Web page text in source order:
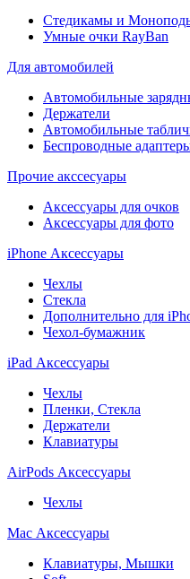
Стедикамы и
Умные очки RayBan
Для автомобилей
Автомобильные
Держатели
Автомобильные
Беспроводные
Прочие акссесуары
Аксессуары для очков
Аксессуары для фото
iPhone Аксессуары
Чехлы
Стекла
Дополнительно для
Чехол-бумажник
iPad Аксессуары
Чехлы
Пленки, Стекла
Держатели
Клавиатуры
AirPods Аксессуары
Чехлы
Mac Аксессуары
Клавиатуры, Мышки